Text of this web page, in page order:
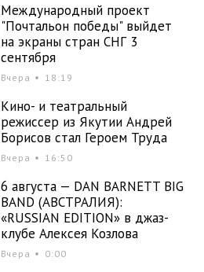
Международный проект
"Почтальон победы" выйдет
на экраны стран СНГ 3
сентября
Вчера 18:19
Кино- и театральный
режиссер из Якутии Андрей
Борисов стал Героем Труда
Вчера 16:50
6 августа — DAN BARNETT BIG
BAND (АВСТРАЛИЯ):
«RUSSIAN EDITION» в джаз-
клубе Алексея Козлова
Вчера 0:00